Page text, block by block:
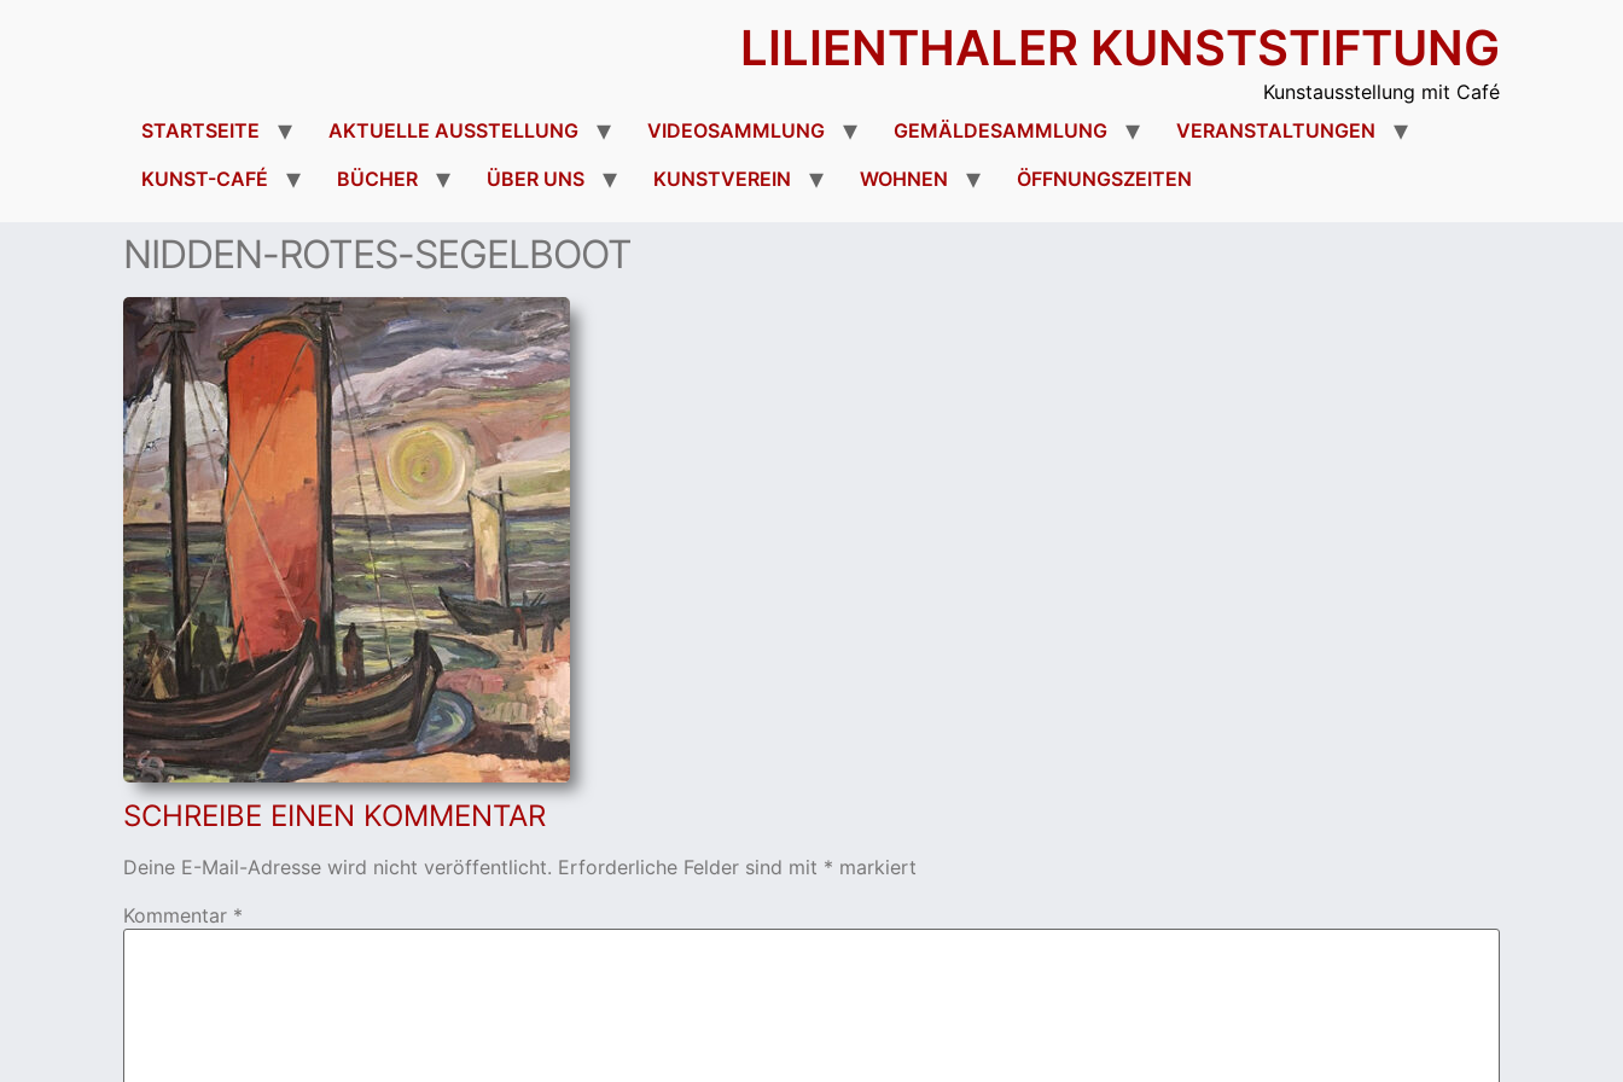
LILIENTHALER KUNSTSTIFTUNG
Kunstausstellung mit Café
STARTSEITE
AKTUELLE AUSSTELLUNG VIDEOSAMMLUNG GEMÄLDESAMMLUNG
VERANSTALTUNGEN
KUNST-CAFÉ
BÜCHER ÜBER UNS KUNSTVEREIN WOHNEN ÖFFNUNGSZEITEN
NIDDEN-ROTES-SEGELBOOT
SCHREIBE EINEN KOMMENTAR
Deine E-Mail-Adresse wird nicht veröffentlicht. Erforderliche Felder sind mit * markiert
Kommentar *